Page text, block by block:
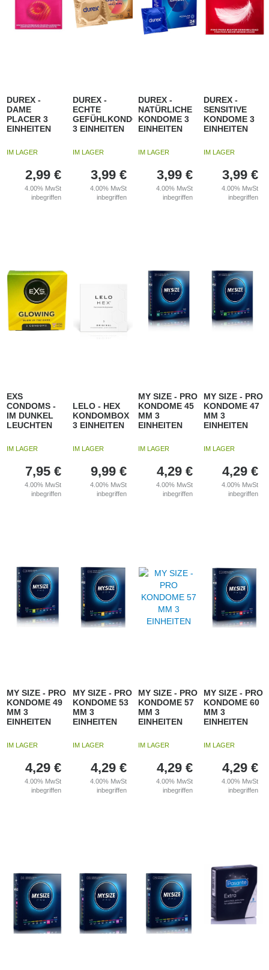
DUREX -
DAME
PLACER 3
EINHEITEN
IM LAGER
2,99 €
4.00% MwSt
inbegriffen
DUREX -
ECHTE
GEFÜHLKONDOME
3 EINHEITEN
IM LAGER
3,99 €
4.00% MwSt
inbegriffen
DUREX -
NATÜRLICHE
KONDOME 3
EINHEITEN
IM LAGER
3,99 €
4.00% MwSt
inbegriffen
DUREX -
SENSITIVE
KONDOME 3
EINHEITEN
IM LAGER
3,99 €
4.00% MwSt
inbegriffen
EXS
CONDOMS -
IM DUNKEL
LEUCHTEN
IM LAGER
7,95 €
4.00% MwSt
inbegriffen
LELO - HEX
KONDOMBOX
3 EINHEITEN
IM LAGER
9,99 €
4.00% MwSt
inbegriffen
MY SIZE - PRO
KONDOME 45
MM 3
EINHEITEN
IM LAGER
4,29 €
4.00% MwSt
inbegriffen
MY SIZE - PRO
KONDOME 47
MM 3
EINHEITEN
IM LAGER
4,29 €
4.00% MwSt
inbegriffen
MY SIZE - PRO
KONDOME 49
MM 3
EINHEITEN
IM LAGER
4,29 €
4.00% MwSt
inbegriffen
MY SIZE - PRO
KONDOME 53
MM 3
EINHEITEN
IM LAGER
4,29 €
4.00% MwSt
inbegriffen
MY SIZE - PRO
KONDOME 57
MM 3
EINHEITEN
IM LAGER
4,29 €
4.00% MwSt
inbegriffen
MY SIZE - PRO
KONDOME 60
MM 3
EINHEITEN
IM LAGER
4,29 €
4.00% MwSt
inbegriffen